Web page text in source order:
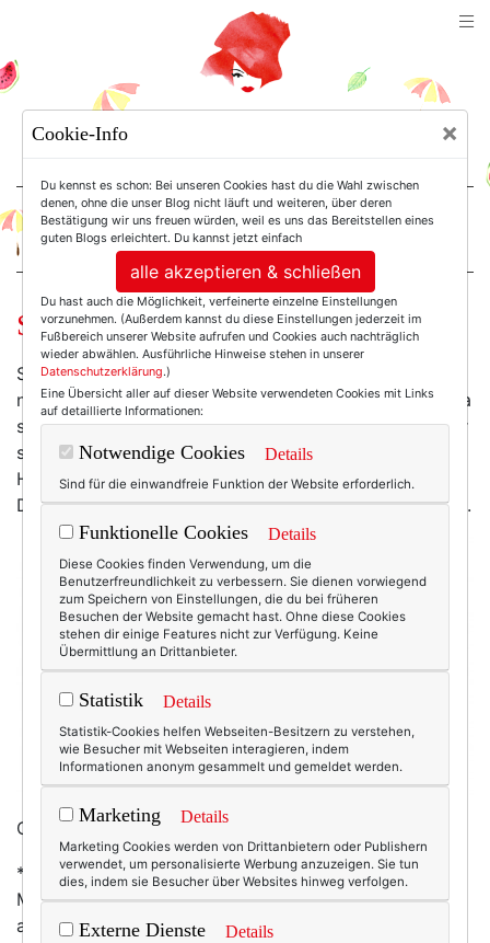
For Women. Not Girls.
Statt Holz vor der Hütt’n.
Strand und Sonnenbrille gehören ja zusammen wie ...
na, wie Strand und Sonnenbrille halt. Ich selbst trage ja
schon seit Jahren eineDiva-Sonnenbrille(die nicht nur
so aussieht,sondern auch noch so heißt
Holzsonnenbrillen finde ich auch irgendwie spannend.
Diese hier zum Beispiel, vom LabelPaloaus Barcelona.
Gefunden habe ich sie bei
*, eine Design-Plattform ähnlichFAB. (Also nur was für
Menschen mit starker Selbstdisziplin! Aber: gucken
alleine kostet nix! ;-))
Cookie-Info ×
Du kennst es schon: Bei unseren Cookies hast du die Wahl zwischen
denen, ohne die unser Blog nicht läuft und weiteren, über deren
Bestätigung wir uns freuen würden, weil es uns das Bereitstellen eines
guten Blogs erleichtert. Du kannst jetzt einfach
alle akzeptieren & schließen
Du hast auch die Möglichkeit, verfeinerte einzelne Einstellungen
vorzunehmen. (Außerdem kannst du diese Einstellungen jederzeit im
Fußbereich unserer Website aufrufen und Cookies auch nachträglich
wieder abwählen. Ausführliche Hinweise stehen in unserer
Datenschutzerklärung.)
Eine Übersicht aller auf dieser Website verwendeten Cookies mit Links
auf detaillierte Informationen:
Notwendige Cookies Details
Sind für die einwandfreie Funktion der Website erforderlich.
Funktionelle Cookies Details
Diese Cookies finden Verwendung, um die
Benutzerfreundlichkeit zu verbessern. Sie dienen vorwiegend
zum Speichern von Einstellungen, die du bei früheren
Besuchen der Website gemacht hast. Ohne diese Cookies
stehen dir einige Features nicht zur Verfügung. Keine
Übermittlung an Drittanbieter.
Statistik Details
Statistik-Cookies helfen Webseiten-Besitzern zu verstehen,
wie Besucher mit Webseiten interagieren, indem
Informationen anonym gesammelt und gemeldet werden.
Marketing Details
Marketing Cookies werden von Drittanbietern oder Publishern
verwendet, um personalisierte Werbung anzuzeigen. Sie tun
dies, indem sie Besucher über Websites hinweg verfolgen.
Externe Dienste Details